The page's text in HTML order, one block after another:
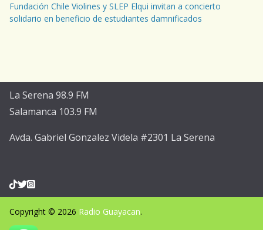
Fundación Chile Violines y SLEP Elqui invitan a concierto
solidario en beneficio de estudiantes damnificados
La Serena 98.9 FM
Salamanca 103.9 FM
Avda. Gabriel Gonzalez Videla #2301 La Serena
Copyright © 2026 Radio Guayacan.